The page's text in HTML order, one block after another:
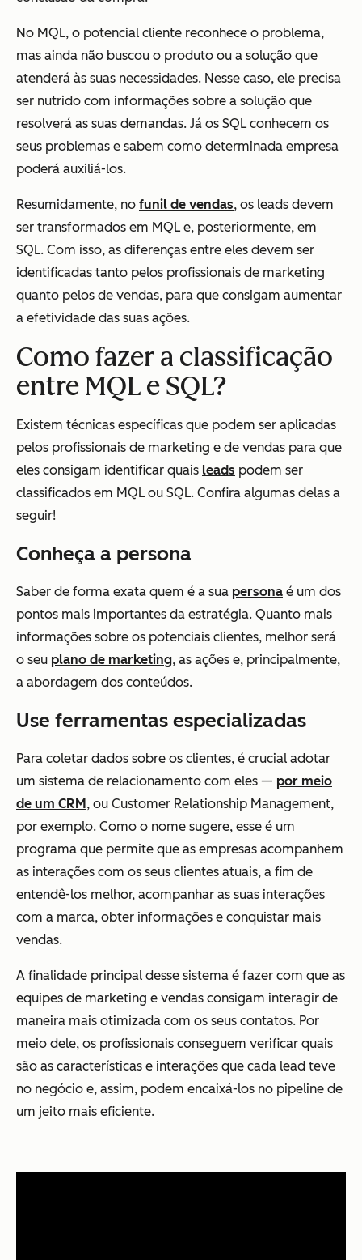
No MQL, o potencial cliente reconhece o problema,
mas ainda não buscou o produto ou a solução que
atenderá às suas necessidades. Nesse caso, ele precisa
ser nutrido com informações sobre a solução que
resolverá as suas demandas. Já os SQL conhecem os
seus problemas e sabem como determinada empresa
poderá auxiliá-los.
Resumidamente, no funil de vendas, os leads devem
ser transformados em MQL e, posteriormente, em
SQL. Com isso, as diferenças entre eles devem ser
identificadas tanto pelos profissionais de marketing
quanto pelos de vendas, para que consigam aumentar
a efetividade das suas ações.
Como fazer a classificação
entre MQL e SQL?
Existem técnicas específicas que podem ser aplicadas
pelos profissionais de marketing e de vendas para que
eles consigam identificar quais leads podem ser
classificados em MQL ou SQL. Confira algumas delas a
seguir!
Conheça a persona
Saber de forma exata quem é a sua persona é um dos
pontos mais importantes da estratégia. Quanto mais
informações sobre os potenciais clientes, melhor será
o seu plano de marketing, as ações e, principalmente,
a abordagem dos conteúdos.
Use ferramentas especializadas
Para coletar dados sobre os clientes, é crucial adotar
um sistema de relacionamento com eles — por meio
de um CRM , ou Customer Relationship Management,
por exemplo. Como o nome sugere, esse é um
programa que permite que as empresas acompanhem
as interações com os seus clientes atuais, a fim de
entendê-los melhor, acompanhar as suas interações
com a marca, obter informações e conquistar mais
vendas.
A finalidade principal desse sistema é fazer com que as
equipes de marketing e vendas consigam interagir de
maneira mais otimizada com os seus contatos. Por
meio dele, os profissionais conseguem verificar quais
são as características e interações que cada lead teve
no negócio e, assim, podem encaixá-los no pipeline de
um jeito mais eficiente.